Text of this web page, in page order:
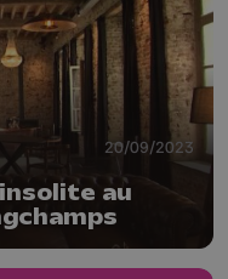
20/09/2023
au